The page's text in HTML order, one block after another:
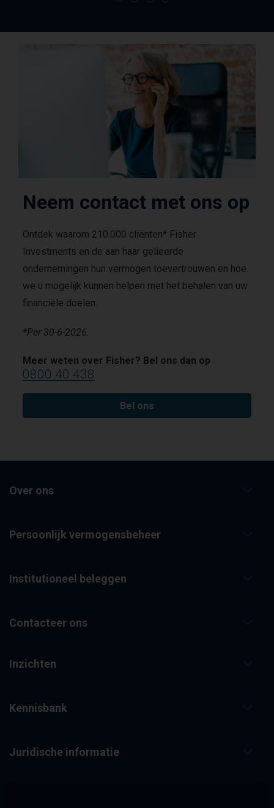
Neem contact met ons op
Ontdek waarom 210.000 cliënten* Fisher
Investments en de aan haar gelieerde
ondernemingen hun vermogen toevertrouwen en hoe
we u mogelijk kunnen helpen met het behalen van uw
financiële doelen.
*Per 30-6-2026.
Meer weten over Fisher? Bel ons dan op
0800 40 438
Bel ons
Over ons
Persoonlijk vermogensbeheer
Institutioneel beleggen
Contacteer ons
Inzichten
Kennisbank
Juridische informatie